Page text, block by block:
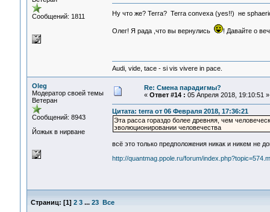
Сообщений: 1811 Ну что же? Terra? Terra convexa (yes!!) не
Олег! Я рада ,что вы вернулись ! Давайте о
Audi, vide, tace - si vis vivere in pace.
Oleg
Модератор своей темы
Ветеран
Сообщений: 8943
Йожык в нирване
Re: Смена парадигмы?
« Ответ #14 : 05 Апреля 2018, 19:10:51 »
Цитата: terra от 06 Февраля 2018, 17:36:21
Эта расса гораздо более древняя, чем
эволюционировании человечества
всё это только предположения никак и никем не
http://quantmag.ppole.ru/forum/
Страниц: [1] 2 3 ... 23 Все